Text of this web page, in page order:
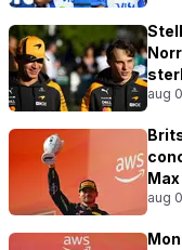
aug
aug